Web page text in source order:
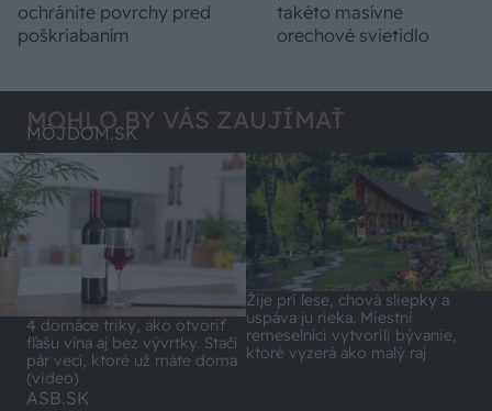
ochránite povrchy pred
poškriabaním
takéto masívne
orechové svietidlo
MOHLO BY VÁS ZAUJÍMAŤ
MÔJDOM.SK
4 domáce triky, ako otvoriť
fľašu vína aj bez vývrtky. Stačí
pár vecí, ktoré už máte doma
(video)
Žije pri lese, chová sliepky a
uspáva ju rieka. Miestni
remeselníci vytvorili bývanie,
ktoré vyzerá ako malý raj
ASB.SK